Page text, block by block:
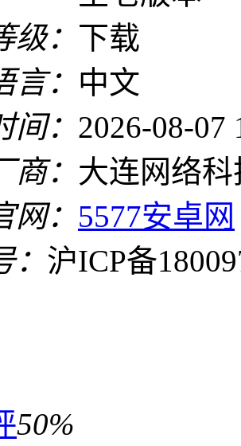
：
： 中文
间： 2026-08-07
： 大连网络
： 5577安卓网
沪ICP备
50%